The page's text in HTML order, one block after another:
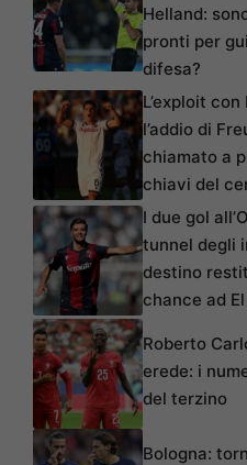
Helland:
pronti per
difesa?
L’exploit
l’addio di
chiamato a
chiavi del
I due gol
tunnel degli
destino
chance ad
Roberto
erede: i
del terzino
Bologna: